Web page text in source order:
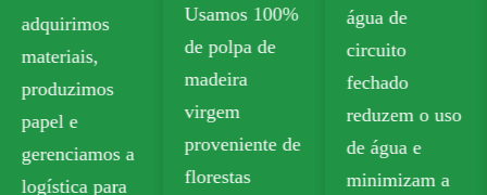
Usamos 100%
de polpa de
madeira
virgem
proveniente de
florestas
água de
circuito
fechado
reduzem o uso
de água e
minimizam a
qualidade
alimentar sem
plástico que
atende aos
padrões de
segurança para